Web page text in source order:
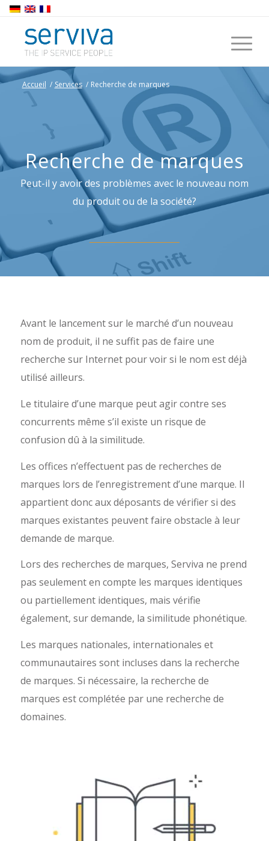
Accueil / Services / Recherche de marques
Recherche de marques
Peut-il y avoir des problèmes avec le nouveau nom
du produit ou de la société?
Avant le lancement sur le marché d’un nouveau
nom de produit, il ne suffit pas de faire une
recherche sur Internet pour voir si le nom est déjà
utilisé ailleurs.
Le titulaire d’une marque peut agir contre ses
concurrents même s’il existe un risque de
confusion dû à la similitude.
Les offices n’effectuent pas de recherches de
marques lors de l’enregistrement d’une marque. Il
appartient donc aux déposants de vérifier si des
marques existantes peuvent faire obstacle à leur
demande de marque.
Lors des recherches de marques, Serviva ne prend
pas seulement en compte les marques identiques
ou partiellement identiques, mais vérifie
également, sur demande, la similitude phonétique.
Les marques nationales, internationales et
communautaires sont incluses dans la recherche
de marques. Si nécessaire, la recherche de
marques est complétée par une recherche de
domaines.